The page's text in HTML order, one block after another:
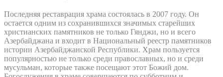
Последняя реставрация храма состоялась в 2007 году. Он
остается одним из сохранившихся значимых старейших
христианских памятников не только Гянджи, но и всего
Азербайджана и входит в Национальный реестр памятников
истории Азербайджанской Республики. Храм пользуется
популярностью не только среди православных, но и среди
мусульман, которые также посещают этот Божий дом.